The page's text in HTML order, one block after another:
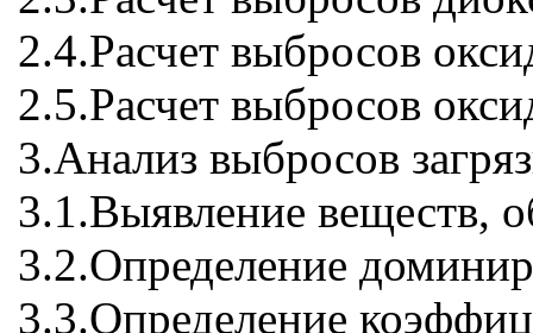
2.4.Расчет выбросов
2.5.Расчет выбросов
3.Анализ выбросов
3.1.Выявление веществ,
3.2.Определение
3.3.Определение